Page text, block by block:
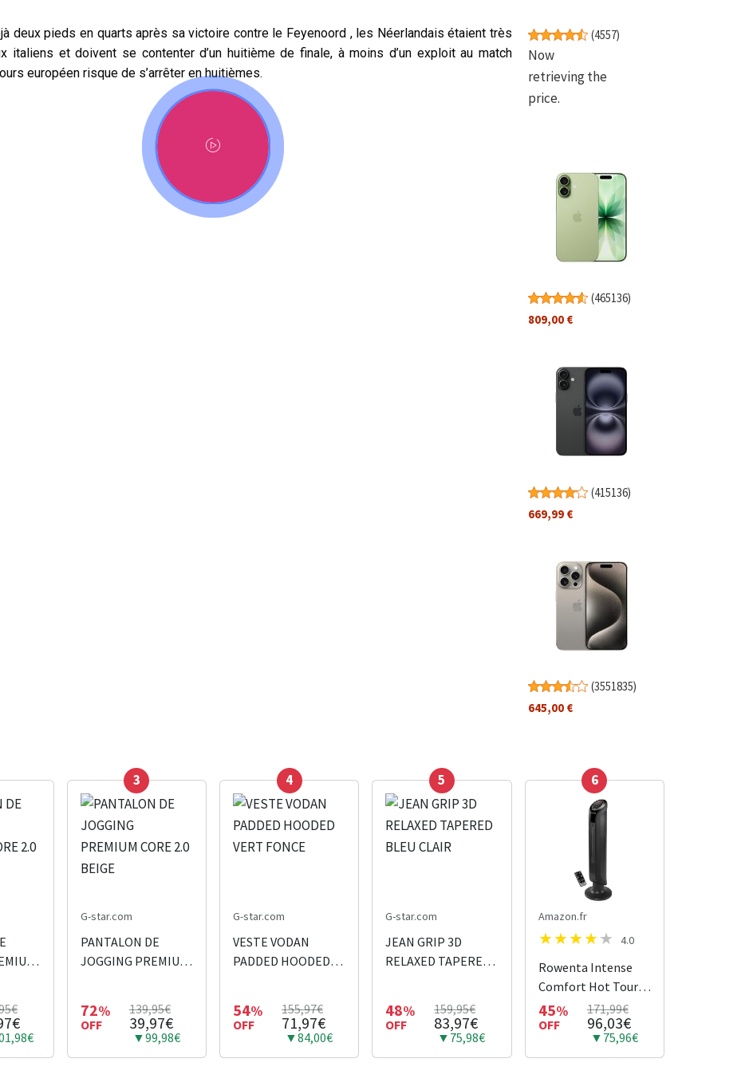
deux pieds en quarts après sa victoire contre le Feyenoord , les Néerlandais étaient très
italiens et doivent se contenter d’un huitième de finale, à moins d’un exploit au match
européen risque de s’arrêter en huitièmes.
(4557)
Now
retrieving the
price.
(465136)
809,00 €
(415136)
669,99 €
(3551835)
645,00 €
3
G-star.com
PANTALON DE
JOGGING PREMIUM
72%
OFF
139,95€
39,97€
▼99,98€
4
G-star.com
VESTE VODAN
PADDED HOODED
54%
OFF
155,97€
71,97€
▼84,00€
5
G-star.com
JEAN GRIP 3D
RELAXED TAPERED
48%
OFF
159,95€
83,97€
▼75,98€
6
Amazon.fr
4.0
Rowenta Intense
Comfort Hot Tour
Soufflante
Céramique et
Radiateur Chauffant
1000/1400/2400 W,
45%
OFF
171,99€
96,03€
▼75,96€